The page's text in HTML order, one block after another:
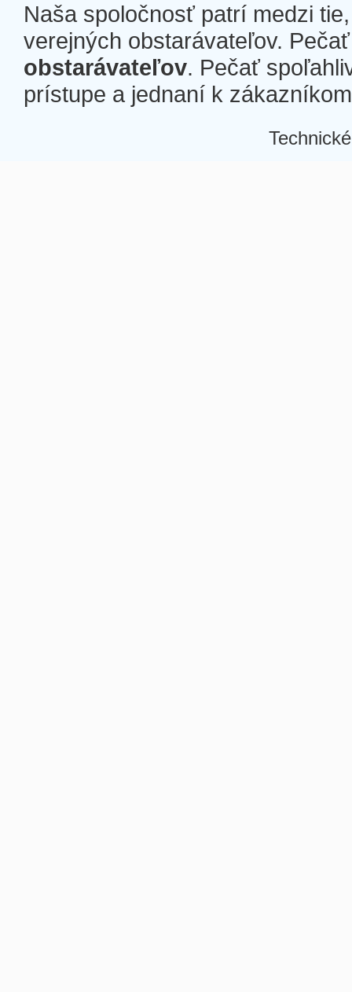
Naša spoločnosť patrí medzi
verejných obstarávateľov.
obstarávateľov. Pečať
prístupe a jednaní k